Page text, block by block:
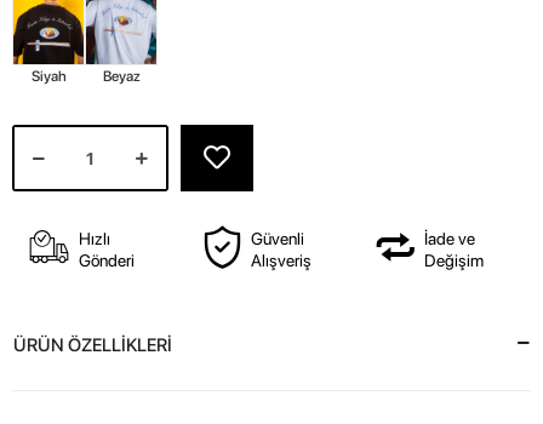
Siyah Beyaz
Hızlı
Gönderi
Güvenli
Alışveriş
İade ve
Değişim
ÜRÜN ÖZELLİKLERİ